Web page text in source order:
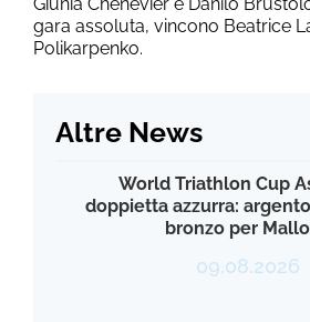
gara assoluta, vincono Beatrice
Polikarpenko.
Altre News
World Triathlon Cup
doppietta azzurra:
bronzo per
09.08.2026